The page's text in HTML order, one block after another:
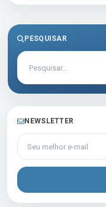
PESQUISAR
NEWSLETTER
Seu melhor e-mail